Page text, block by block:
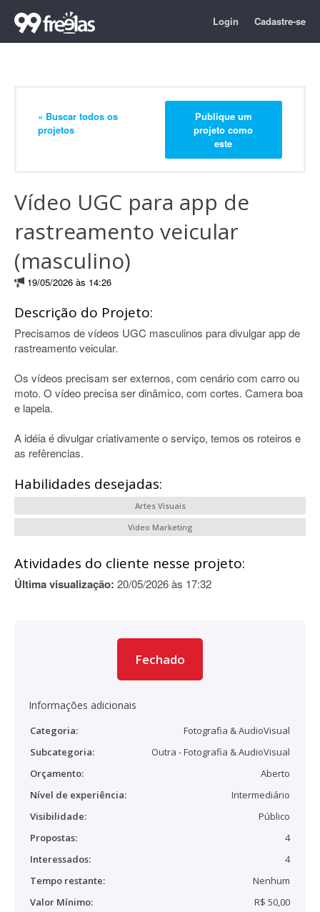
Login Cadastre-se
« Buscar todos os
projetos
Publique um
projeto como
este
Vídeo UGC para app de
rastreamento veicular
(masculino)
19/05/2026 às 14:26
Descrição do Projeto:
Precisamos de vídeos UGC masculinos para divulgar app de
rastreamento veicular.
Os vídeos precisam ser externos, com cenário com carro ou
moto. O vídeo precisa ser dinâmico, com cortes. Camera boa
e lapela.
A idéia é divulgar criativamente o serviço, temos os roteiros e
as refêrencias.
Habilidades desejadas:
Artes Visuais
Video Marketing
Atividades do cliente nesse projeto:
Última visualização: 20/05/2026 às 17:32
Fechado
Informações adicionais
Categoria:
Fotografia & AudioVisual
Subcategoria:
Outra - Fotografia & AudioVisual
Orçamento:
Aberto
Nível de experiência:
Intermediário
Visibilidade:
Público
Propostas:
4
Interessados:
4
Tempo restante:
Nenhum
Valor Mínimo:
R$ 50,00